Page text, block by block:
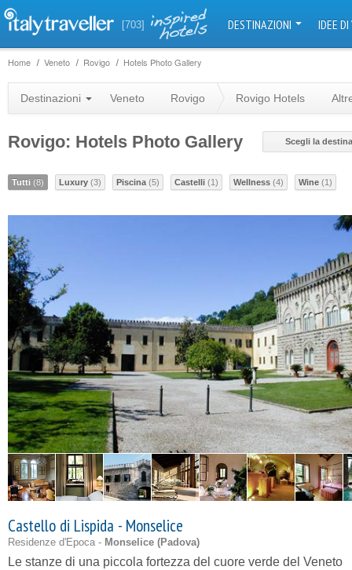
[703] DESTINAZIONI IDEE
Home Veneto Rovigo Hotels Photo Gallery
Destinazioni Veneto Rovigo Rovigo Hotels
Rovigo: Hotels Photo Gallery Scegli la
Tutti (8) Luxury (3) Piscina (5) Castelli (1) Wellness (4) Wine (1)
Castello di Lispida - Monselice
Residenze d'Epoca - Monselice (Padova)
Le stanze di una piccola fortezza del cuore verde del Veneto